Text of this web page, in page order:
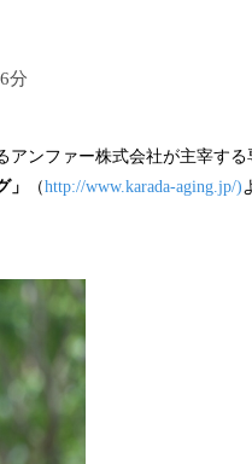
分
アンファー株式会社が主宰す
」 （http://www.karada-aging.jp/)